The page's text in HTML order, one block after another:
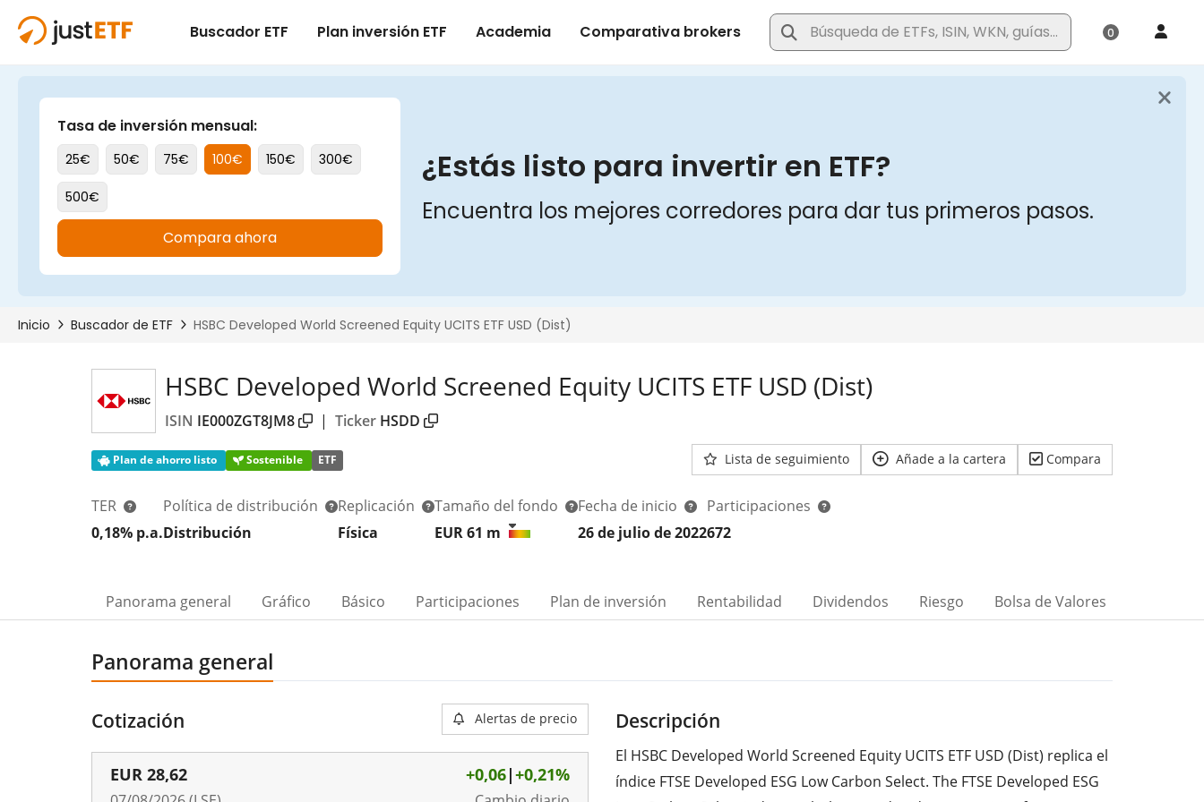
HSBC Developed World Screened Equity UCITS ETF USD (Dist)
ISIN IE000ZGT8JM8 | Ticker HSDD
Plan de ahorro listo Sostenible ETF Lista de seguimiento Añade a la cartera Compara
TER
0,18% p.a.
Política de distribución
Distribución
Replicación
Física
Tamaño del fondo
EUR 61 m
Fecha de inicio
26 de julio de 2022
Participaciones
672
Panorama general Gráfico Básico Participaciones Plan de inversión Rentabilidad Dividendos Riesgo Bolsa de Valores
Panorama general
Cotización Alertas de precio
EUR 28,62 +0,06|+0,21%
Descripción
El HSBC Developed World Screened Equity UCITS ETF USD (Dist) replica el
índice FTSE Developed ESG Low Carbon Select. The FTSE Developed ESG